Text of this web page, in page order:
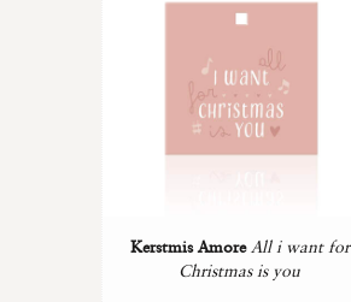
Kerstmis Amore All i want for
Christmas is you